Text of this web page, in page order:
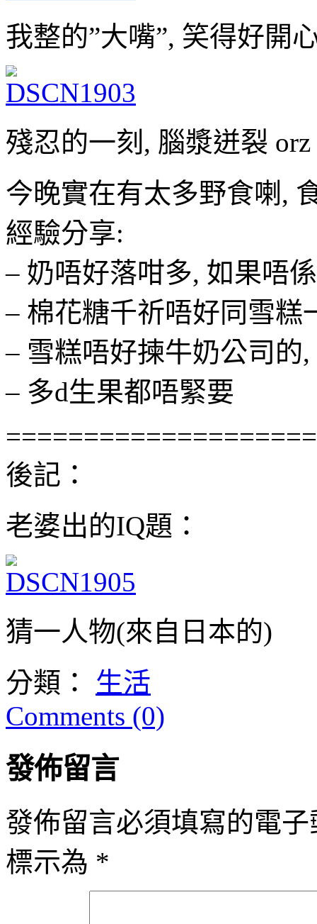
我整的”大嘴”, 笑得好開
殘忍的一刻, 腦漿迸裂 orz
今晚實在有太多野食喇,
經驗分享:
– 奶唔好落咁多, 如果唔
– 棉花糖千祈唔好同雪糕
– 雪糕唔好揀牛奶公司的
– 多d生果都唔緊要
後記：
老婆出的IQ題：
猜一人物(來自日本的)
分類： 生活
Comments (0)
發佈留言
發佈留言必須填寫的電
標示為 *